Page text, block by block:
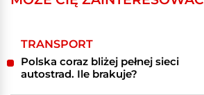
TRANSPORT
Polska coraz bliżej pełnej sieci
autostrad. Ile brakuje?